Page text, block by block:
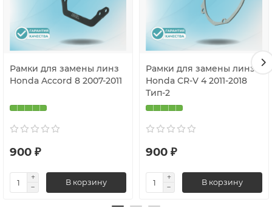
Рамки для замены линз
Honda Accord 8 2007-2011
900 ₽
В корзину
Рамки для замены линз
Honda CR-V 4 2011-2018
Тип-2
900 ₽
В корзину